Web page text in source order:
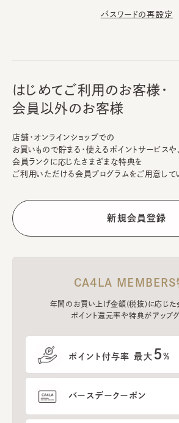
パスワードの再設定
はじめてご利用のお客様・
会員以外のお客様
店舗・オンラインショップでの
お買いもので貯まる・使えるポイントサービスや、
会員ランクに応じたさまざまな特典を
ご利用いただける会員プログラムをご用意して
CA4LA MEMBERS
年間のお買い上げ金額(税抜)に応じた
ポイント還元率や特典がアップグ
ポイント付与率 最大 5%
バースデークーポン